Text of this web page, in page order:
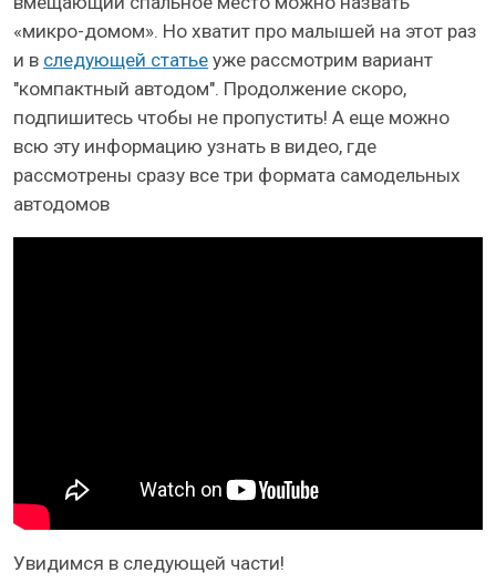
«микро-домом». Но хватит про малышей на этот раз
и в следующей статье уже рассмотрим вариант
"компактный автодом". Продолжение скоро,
подпишитесь чтобы не пропустить! А еще можно
всю эту информацию узнать в видео, где
рассмотрены сразу все три формата самодельных
автодомов
Увидимся в следующей части!